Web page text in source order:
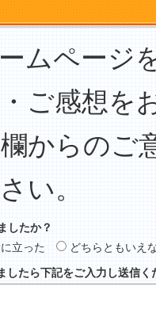
ムページ
ご感想を
からのご
い。
したか？
立った
どちらともいえ
したら下記をご入力し送信く